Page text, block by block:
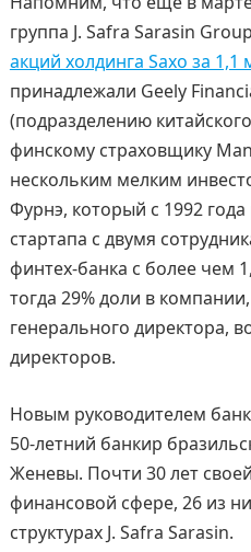
группа J. Safra Sarasin
акций холдинга Saxo за 1,1
принадлежали Geely
(подразделению
финскому страховщику
нескольким мелким
Фурнэ, который с 1992
стартапа с двумя
финтех‑банка с более чем
тогда 29% доли в
генерального директора,
директоров.
Новым руководителем
50‑летний банкир
Женевы. Почти 30 лет
финансовой сфере, 26 из
структурах J. Safra Sarasin.